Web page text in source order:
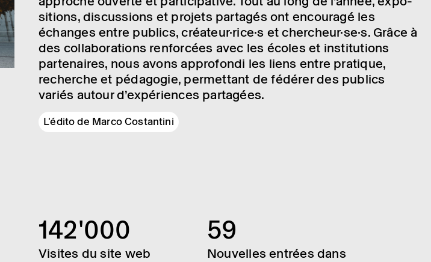
si­tions, discus­sions et projets parta­gés ont encou­ragé les
échanges entre publics, créa­teur·­ri­ce·s et cher­cheur·­se·s. Grâce à
des colla­bo­ra­tions renfor­cées avec les écoles et insti­tu­tions
parte­naires, nous avons appro­fondi les liens entre pratique,
recherche et péda­go­gie, permet­tant de fédé­rer des publics
variés autour d’ex­pé­riences parta­gées.
L'édito de Marco Costantini
142'000
Visites du site web
59
Nouvelles entrées dans